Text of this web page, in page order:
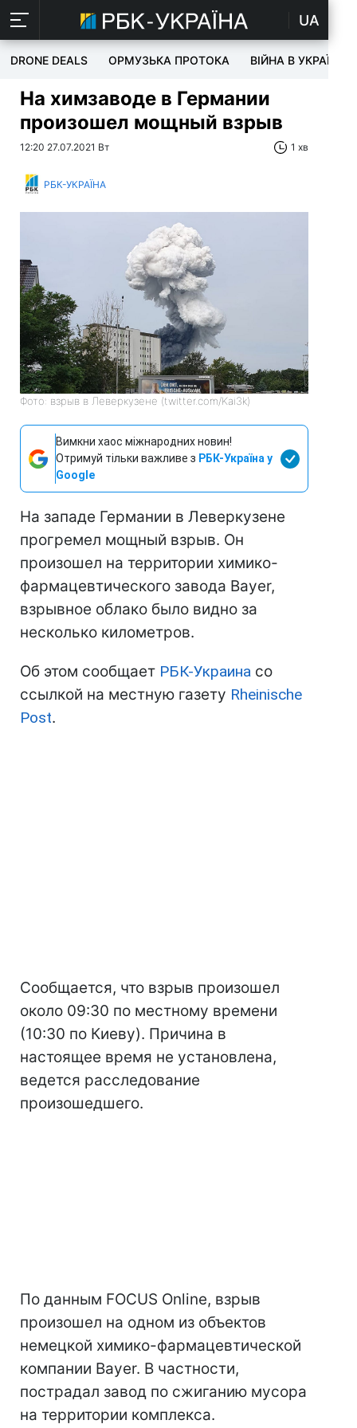
UA
DRONE DEALS ОРМУЗЬКА ПРОТОКА ВІЙНА В УКРАЇНІ
На химзаводе в Германии
произошел мощный взрыв
12:20 27.07.2021 Вт 1 хв
РБК-УКРАЇНА
Фото: взрыв в Леверкузене (twitter.com/Kai3k)
Вимкни хаос міжнародних новин!
Отримуй тільки важливе з РБК-Україна у
Google
На западе Германии в Леверкузене
прогремел мощный взрыв. Он
произошел на территории химико-
фармацевтического завода Bayer,
взрывное облако было видно за
несколько километров.
Об этом сообщает РБК-Украина со
ссылкой на местную газету Rheinische
Post.
Сообщается, что взрыв произошел
около 09:30 по местному времени
(10:30 по Киеву). Причина в
настоящее время не установлена,
ведется расследование
произошедшего.
По данным FOCUS Online, взрыв
произошел на одном из объектов
немецкой химико-фармацевтической
компании Bayer. В частности,
пострадал завод по сжиганию мусора
на территории комплекса.